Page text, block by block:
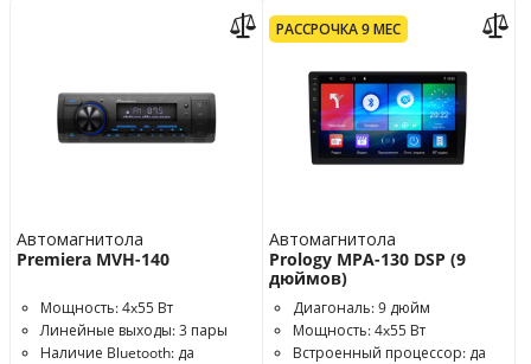
Автомагнитола
Premiera MVH-140
Мощность: 4x55 Вт
Линейные выходы: 3 пары
Наличие Bluetooth: да
РАССРОЧКА 9 МЕС
Автомагнитола
Prology MPA-130 DSP (9
дюймов)
Диагональ: 9 дюйм
Мощность: 4x55 Вт
Встроенный процессор: да